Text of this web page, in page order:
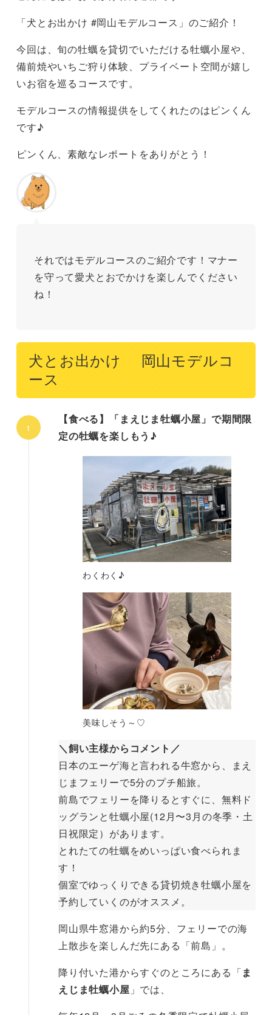
「犬とお出かけ #岡山モデルコース」のご紹介！
今回は、旬の牡蠣を貸切でいただける牡蠣小屋や、
備前焼やいちご狩り体験、プライベート空間が嬉し
いお宿を巡るコースです。
モデルコースの情報提供をしてくれたのはピンくん
です♪
ピンくん、素敵なレポートをありがとう！
それではモデルコースのご紹介です！マナー
を守って愛犬とおでかけを楽しんでください
ね！
犬とお出かけ 岡山モデルコ
ース
【食べる】「まえじま牡蠣小屋」で期間限
定の牡蠣を楽しもう♪
わくわく♪
美味しそう～♡
＼飼い主様からコメント／
日本のエーゲ海と言われる牛窓から、まえ
じまフェリーで5分のプチ船旅。
前島でフェリーを降りるとすぐに、無料ド
ッグランと牡蠣小屋(12月〜3月の冬季・土
日祝限定）があります。
とれたての牡蠣をめいっぱい食べられま
す！
個室でゆっくりできる貸切焼き牡蠣小屋を
予約していくのがオススメ。
岡山県牛窓港から約5分、フェリーでの海
上散歩を楽しんだ先にある「前島」。
降り付いた港からすぐのところにある「ま
えじま牡蠣小屋 」では、